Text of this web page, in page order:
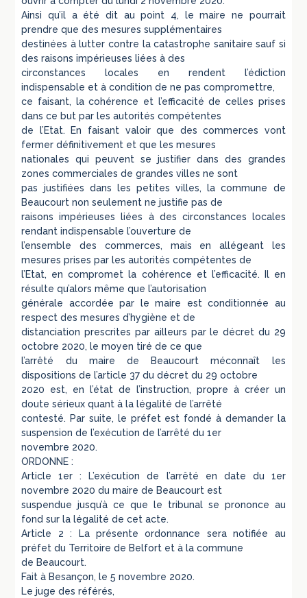
Ainsi qu’il a été dit au point 4, le maire ne pourrait
prendre que des mesures supplémentaires
destinées à lutter contre la catastrophe sanitaire sauf si
des raisons impérieuses liées à des
circonstances locales en rendent l’édiction
indispensable et à condition de ne pas compromettre,
ce faisant, la cohérence et l’efficacité de celles prises
dans ce but par les autorités compétentes
de l’Etat. En faisant valoir que des commerces vont
fermer définitivement et que les mesures
nationales qui peuvent se justifier dans des grandes
zones commerciales de grandes villes ne sont
pas justifiées dans les petites villes, la commune de
Beaucourt non seulement ne justifie pas de
raisons impérieuses liées à des circonstances locales
rendant indispensable l’ouverture de
l’ensemble des commerces, mais en allégeant les
mesures prises par les autorités compétentes de
l’Etat, en compromet la cohérence et l’efficacité. Il en
résulte qu’alors même que l’autorisation
générale accordée par le maire est conditionnée au
respect des mesures d’hygiène et de
distanciation prescrites par ailleurs par le décret du 29
octobre 2020, le moyen tiré de ce que
l’arrêté du maire de Beaucourt méconnaît les
dispositions de l’article 37 du décret du 29 octobre
2020 est, en l’état de l’instruction, propre à créer un
doute sérieux quant à la légalité de l’arrêté
contesté. Par suite, le préfet est fondé à demander la
suspension de l’exécution de l’arrêté du 1er
novembre 2020.
ORDONNE :
Article 1er : L’exécution de l’arrêté en date du 1er
novembre 2020 du maire de Beaucourt est
suspendue jusqu’à ce que le tribunal se prononce au
fond sur la légalité de cet acte.
Article 2 : La présente ordonnance sera notifiée au
préfet du Territoire de Belfort et à la commune
de Beaucourt.
Fait à Besançon, le 5 novembre 2020.
Le juge des référés,